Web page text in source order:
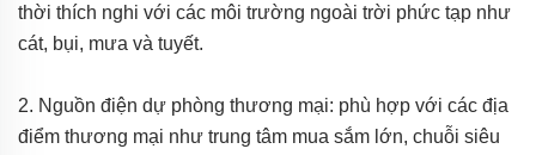
thời thích nghi với các môi trường ngoài trời phức tạp như
cát, bụi, mưa và tuyết.
2. Nguồn điện dự phòng thương mại: phù hợp với các địa
điểm thương mại như trung tâm mua sắm lớn, chuỗi siêu